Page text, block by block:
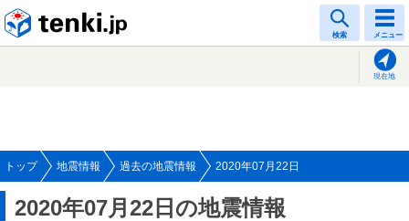
検索 メニュー
現在地
トップ 地震情報 過去の地震情報 2020年07月22日
2020年07月22日の地震情報